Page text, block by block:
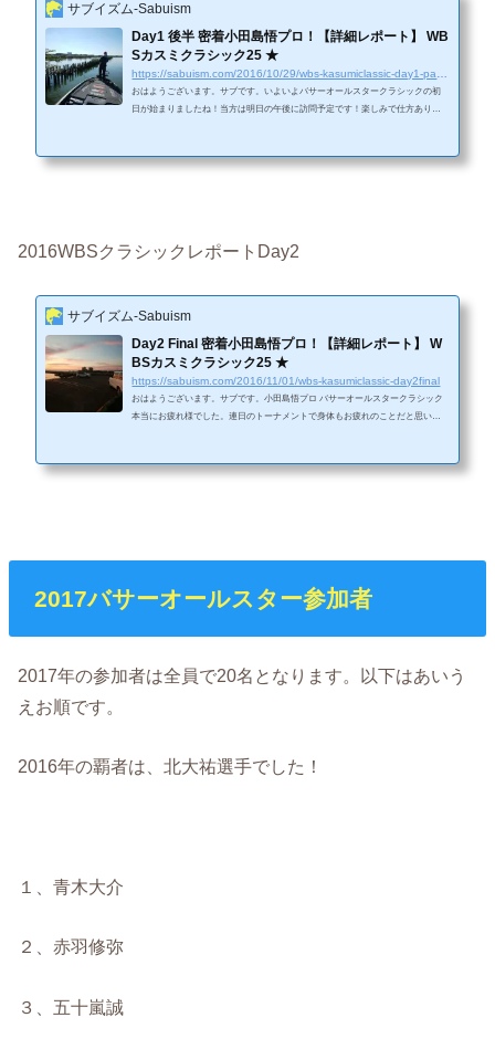
サブイズム-Sabuism
Day1 後半 密着小田島悟プロ！【詳細レポート】 WB
Sカスミクラシック25 ★
おはようございます。サブです。いよいよバサーオールスタークラシックの初
日が始まりましたね！当方は明日の午後に訪問予定です！楽しみで仕方ありま
2016WBSクラシックレポートDay2
サブイズム-Sabuism
Day2 Final 密着小田島悟プロ！【詳細レポート】 W
BSカスミクラシック25 ★
https://sabuism.com/2016/11/01/wbs-kasumiclassic-day2final
おはようございます。サブです。小田島悟プロ バサーオールスタークラシック
本当にお疲れ様でした。連日のトーナメントで身体もお疲れのことだと思いま
2017バサーオールスター参加者
2017年の参加者は全員で20名となります。以下はあいう
えお順です。
2016年の覇者は、北大祐選手でした！
１、青木大介
２、赤羽修弥
３、五十嵐誠